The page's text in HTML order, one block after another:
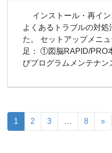
インストール・再イン
よくあるトラブルの対処
た。 セットアップメニ
足： ①図脳RAPID/PRO
びプログラムメンテナ
1 2 3 … 8 »